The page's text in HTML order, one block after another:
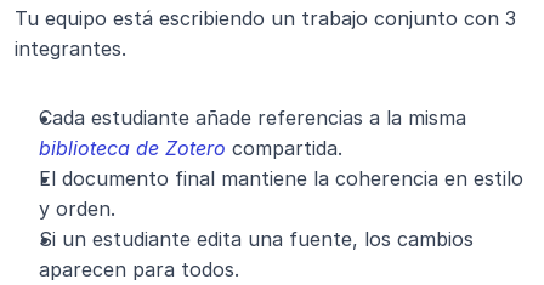
Tu equipo está escribiendo un trabajo conjunto con 3
integrantes.
biblioteca de Zotero compartida.
El documento final mantiene la coherencia en estilo
y orden.
Si un estudiante edita una fuente, los cambios
aparecen para todos.